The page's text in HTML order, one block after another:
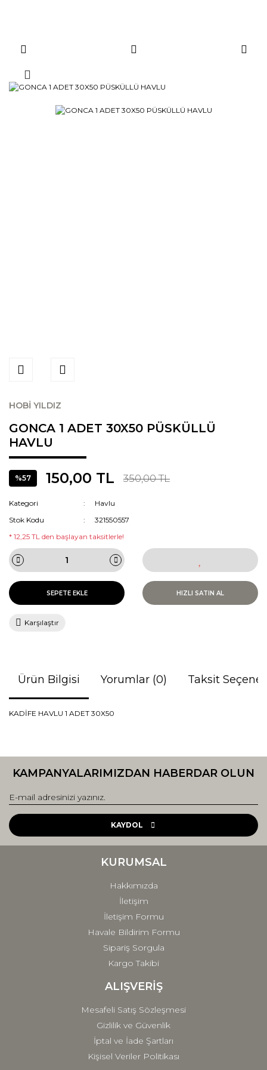
HOBİ YILDIZ
GONCA 1 ADET 30X50 PÜSKÜLLÜ
HAVLU
%57 150,00 TL 350,00 TL
Kategori
Havlu
Stok Kodu
321550557
* 12,25 TL den başlayan taksitlerle!
SEPETE EKLE HIZLI SATIN AL
Karşılaştır
Ürün Bilgisi Yorumlar (0) Taksit
KADİFE HAVLU 1 ADET 30X50
konularda yetersiz gördüğünüz noktaları öneri formunu
Görüş ve önerileriniz için teşekkür ederiz.
Ürün resmi kalitesiz, bozuk veya görüntülenemiyor.
Ürün açıklamasında eksik bilgiler bulunuyor.
Ürün fiyatı diğer sitelerden daha pahalı.
Gönder
KAMPANYALARIMIZDAN HABERDAR OLUN
KAYDOL
KURUMSAL
Hakkımızda
İletişim
İletişim Formu
Havale Bildirim Formu
Sipariş Sorgula
Kargo Takibi
ALIŞVERİŞ
Mesafeli Satış Sözleşmesi
Gizlilik ve Güvenlik
İptal ve İade Şartları
Kişisel Veriler Politikası